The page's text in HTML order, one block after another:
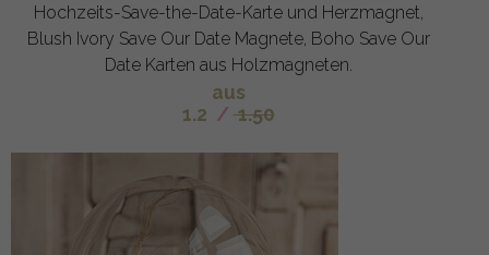
Hochzeits-Save-the-Date-Karte und Herzmagnet,
Blush Ivory Save Our Date Magnete, Boho Save Our
Date Karten aus Holzmagneten.
aus
1.2 / 1.50